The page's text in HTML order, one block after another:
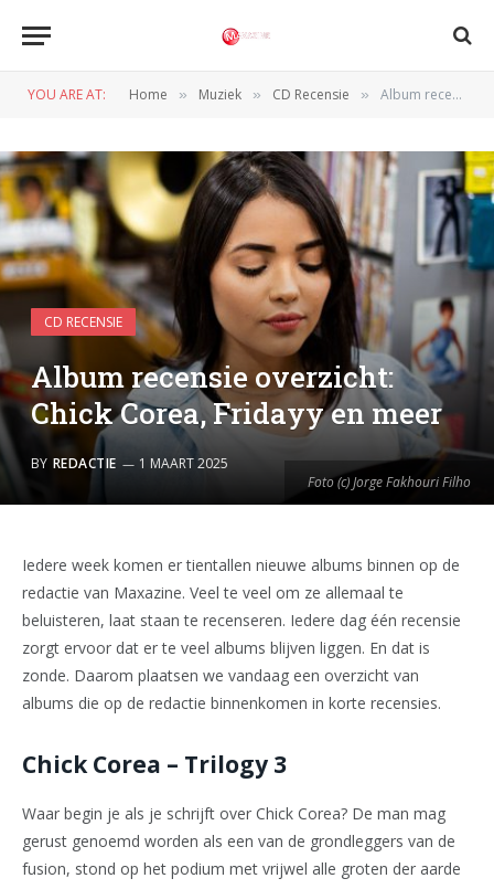
YOU ARE AT: Home » Muziek » CD Recensie » Album recensie overzicht: Chick Corea, Fridayy en meer
Foto (c) Jorge Fakhouri Filho
CD RECENSIE
Album recensie overzicht:
Chick Corea, Fridayy en meer
BY REDACTIE 1 MAART 2025
Iedere week komen er tientallen nieuwe albums binnen op de
redactie van Maxazine. Veel te veel om ze allemaal te
beluisteren, laat staan te recenseren. Iedere dag één recensie
zorgt ervoor dat er te veel albums blijven liggen. En dat is
zonde. Daarom plaatsen we vandaag een overzicht van
albums die op de redactie binnenkomen in korte recensies.
Chick Corea – Trilogy 3
Waar begin je als je schrijft over Chick Corea? De man mag
gerust genoemd worden als een van de grondleggers van de
fusion, stond op het podium met vrijwel alle groten der aarde